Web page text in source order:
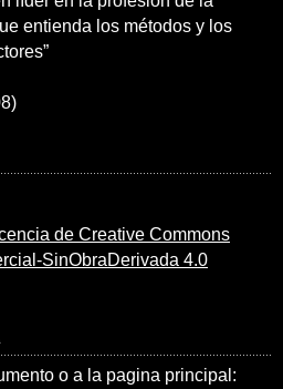
entienda los métodos y los
de Creative Commons
SinObraDerivada 4.0
o a la pagina principal: